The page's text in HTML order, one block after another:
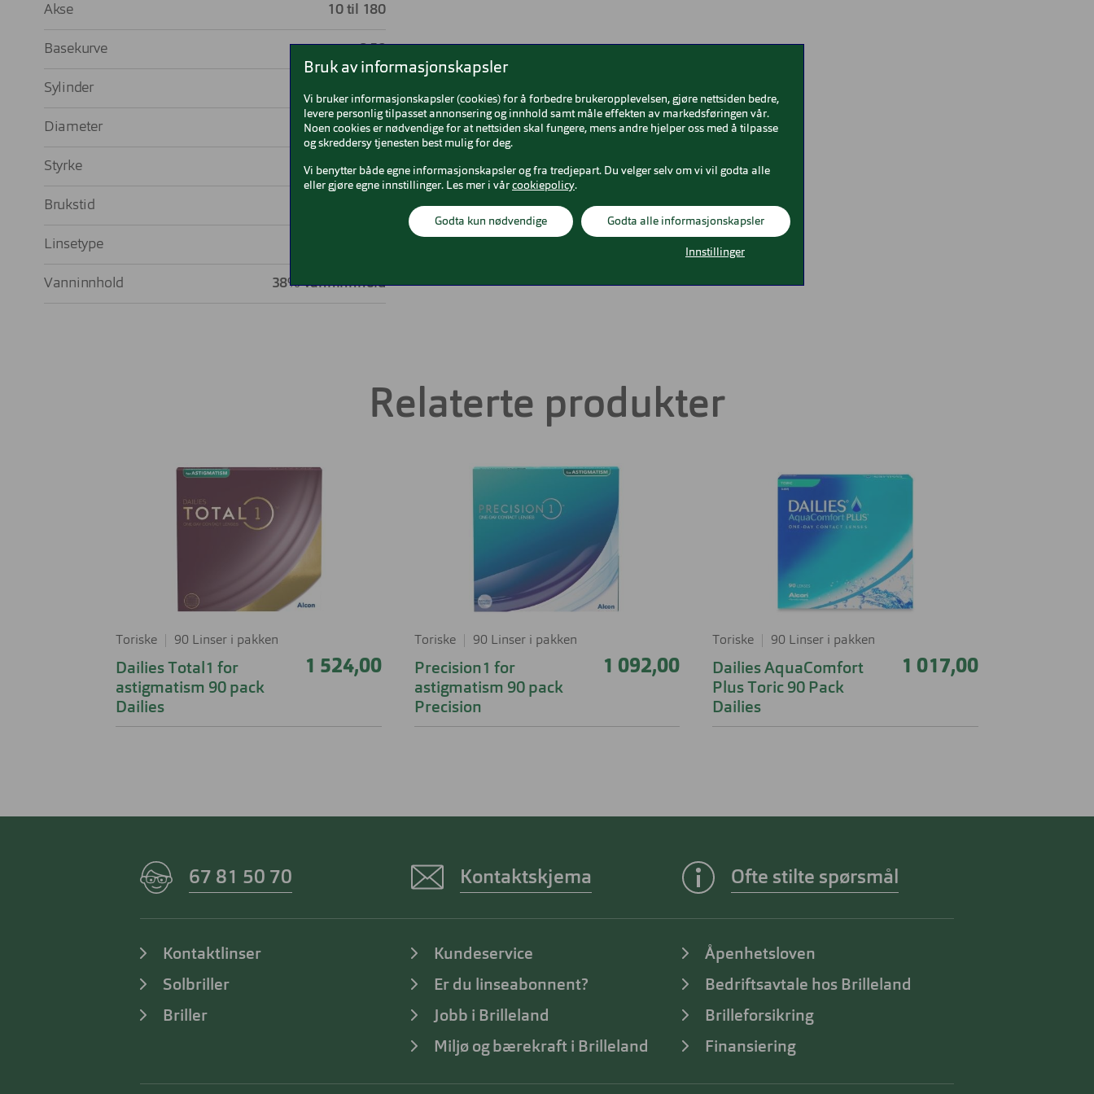
Akse 10 til 180
Basekurve 8,50
Sylinder
Diameter 14,30
Styrke -9,00 til 4,00
Brukstid
Linsetype
Vanninnhold 38% vanninnhold
Relaterte produkter
Toriske 90 Linser i pakken
Dailies Total1 for
astigmatism 90 pack
Dailies
1 524,00
Toriske 90 Linser i pakken
Precision1 for
astigmatism 90 pack
Precision
1 092,00
Toriske 90 Linser i pakken
Dailies AquaComfort
Plus Toric 90 Pack
Dailies
1 017,00
67 81 50 70 Kontaktskjema Ofte stilte spørsmål
Kontaktlinser
Solbriller
Briller
Kundeservice
Er du linseabonnent?
Jobb i Brilleland
Miljø og bærekraft i Brilleland
Åpenhetsloven
Bedriftsavtale hos Brilleland
Brilleforsikring
Finansiering
Bruk av informasjonskapsler
Vi bruker informasjonskapsler (cookies) for å forbedre brukeropplevelsen, gjøre nettsiden bedre,
levere personlig tilpasset annonsering og innhold samt måle effekten av markedsføringen vår.
Noen cookies er nødvendige for at nettsiden skal fungere, mens andre hjelper oss med å tilpasse
og skreddersy tjenesten best mulig for deg.
Vi benytter både egne informasjonskapsler og fra tredjepart. Du velger selv om vi vil godta alle
eller gjøre egne innstillinger. Les mer i vår cookiepolicy.
Godta alle informasjonskapsler
Godta kun nødvendige
Innstillinger